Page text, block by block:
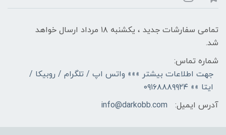
تمامی سفارشات جدید ، یکشنبه ۱۸ مرداد ارسال خواهد
شد.
شماره تماس:
جهت اطلاعات بیشتر »»» واتس اپ / تلگرام / روبیکا /
ایتا »» ۰۹۱۶۸۸۸۹۹۲۴
آدرس ایمیل:
info@darkobb.com